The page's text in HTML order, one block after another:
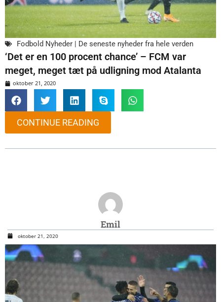
Fodbold Nyheder | De seneste nyheder fra hele verden
‘Det er en 100 procent chance’ – FCM var
meget, meget tæt på udligning mod Atalanta
oktober 21, 2020
CONTINUE READING
Emil
oktober 21, 2020